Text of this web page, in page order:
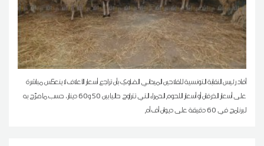
أفاد رئيس النقابة التونسية للفلاحين الميداني الضاوي بأن تراجع أسعار الأعلاف لا ينعكس مباشرة
على أسعار الخرفان أو أسعار اللحوم الحمراء التي تتراوح حاليا بين 50 و60 دينار، حسب ما صرّح به
لبرنامج في 60 دقيقة على ديوان أف أم